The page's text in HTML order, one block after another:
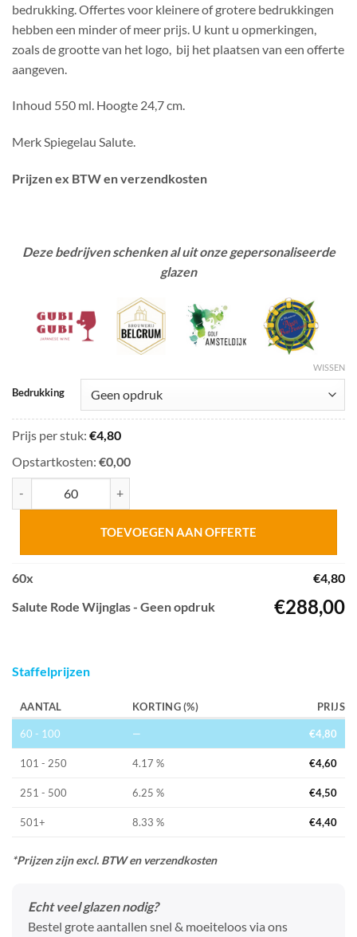
bedrukking. Offertes voor kleinere of grotere bedrukkingen
hebben een minder of meer prijs. U kunt u opmerkingen,
zoals de grootte van het logo, bij het plaatsen van een offerte
aangeven.
Inhoud 550 ml. Hoogte 24,7 cm.
Merk Spiegelau Salute.
Prijzen ex BTW en verzendkosten
Deze bedrijven schenken al uit onze gepersonaliseerde
glazen
Bedrukking
WISSEN
Prijs per stuk: €4,80
Opstartkosten: €0,00
TOEVOEGEN AAN OFFERTE
60x €4,80
Salute Rode Wijnglas - Geen opdruk
€288,00
Staffelprijzen
AANTAL KORTING (%) PRIJS
60 - 100 — €4,80
101 - 250 4.17 % €4,60
251 - 500 6.25 % €4,50
501+ 8.33 % €4,40
*Prijzen zijn excl. BTW en verzendkosten
Echt veel glazen nodig?
Bestel grote aantallen snel & moeiteloos via ons